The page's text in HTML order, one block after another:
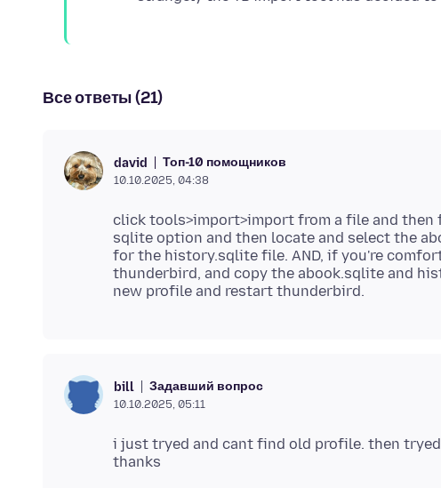
Все ответы (21)
david Топ-10 помощников
10.10.2025, 04:38
click tools>import>import from a file and
sqlite option and then locate and select the
for the history.sqlite file. AND, if you're
thunderbird, and copy the abook.sqlite and
bill Задавший вопрос
10.10.2025, 05:11
i just tryed and cant find old profile. then